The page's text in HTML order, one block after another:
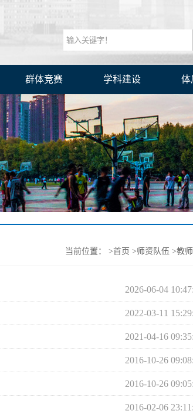
群体竞赛 学科建设 体
当前位置： >首页 >师资队伍 >教
2026-06-04
2022-03-11
2021-04-16
2016-10-26
2016-10-26
2016-02-06